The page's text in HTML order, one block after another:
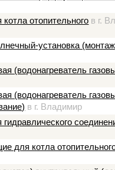
отопительного в г.
установка
(водонагреватель
(водонагреватель
в г. Владимир
гидравлического
для котла